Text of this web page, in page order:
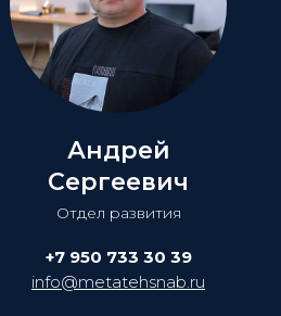
Андрей
Сергеевич
Отдел развития
+7 950 733 30 39
info@metatehsnab.ru